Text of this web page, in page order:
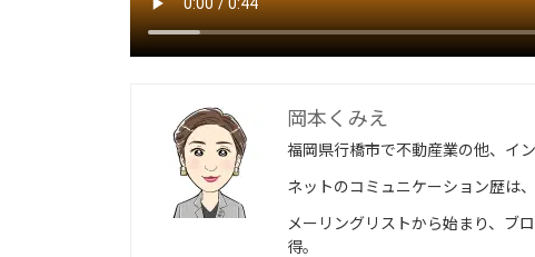
岡本くみえ
福岡県行橋市で不動産業の他、イ
ネットのコミュニケーション歴は、
メーリングリストから始まり、ブ
得。